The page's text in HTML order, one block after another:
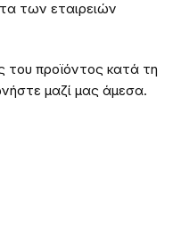
των εταιρειών
προϊόντος κατά τη
μαζί μας άμεσα.